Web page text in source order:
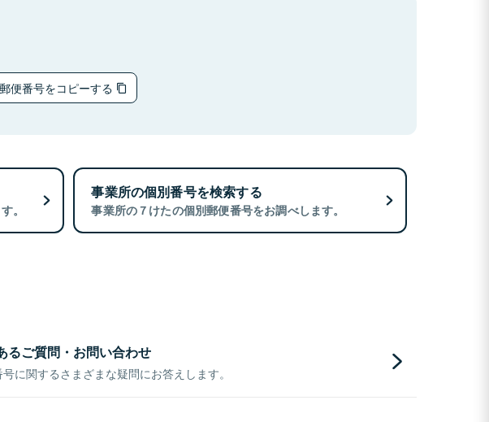
郵便番号をコピーする
。
事業所の個別番号を検索する
事業所の７けたの個別郵便番号をお調べします。
るご質問・お問い合わせ
に関するさまざまな疑問にお答えします。